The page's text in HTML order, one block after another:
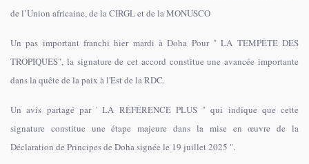
de l’Union africaine, de la CIRGL et de la MONUSCO
Un pas important franchi hier mardi à Doha Pour " LA TEMPÊTE DES
TROPIQUES", la signature de cet accord constitue une avancée importante
dans la quête de la paix à l'Est de la RDC.
Un avis partagé par ' LA RÉFÉRENCE PLUS " qui indique que cette
signature constitue une étape majeure dans la mise en œuvre de la
Déclaration de Principes de Doha signée le 19 juillet 2025 ".